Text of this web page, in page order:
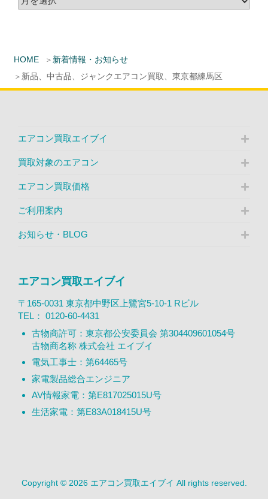
HOME
新着情報・お知らせ
新品、中古品、ジャンクエアコン買取、東京都練馬区
エアコン買取エイブイ
買取対象のエアコン
エアコン買取価格
ご利用案内
お知らせ・BLOG
エアコン買取エイブイ
〒165-0031 東京都中野区上鷺宮5-10-1 Rビル
TEL： 0120-60-4431
古物商許可：東京都公安委員会 第304409601054号
古物商名称 株式会社 エイブイ
電気工事士：第64465号
家電製品総合エンジニア
AV情報家電：第E817025015U号
生活家電：第E83A018415U号
Copyright © 2026 エアコン買取エイブイ All rights reserved.